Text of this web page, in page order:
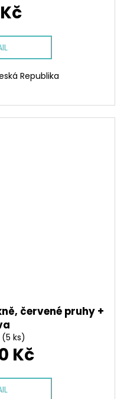
Republika
červené pruhy +
(5 ks)
Kč